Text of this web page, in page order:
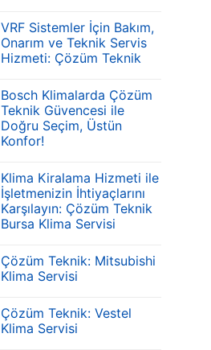
VRF Sistemler İçin Bakım,
Onarım ve Teknik Servis
Hizmeti: Çözüm Teknik
Bosch Klimalarda Çözüm
Teknik Güvencesi ile
Doğru Seçim, Üstün
Konfor!
Klima Kiralama Hizmeti ile
İşletmenizin İhtiyaçlarını
Karşılayın: Çözüm Teknik
Bursa Klima Servisi
Çözüm Teknik: Mitsubishi
Klima Servisi
Çözüm Teknik: Vestel
Klima Servisi